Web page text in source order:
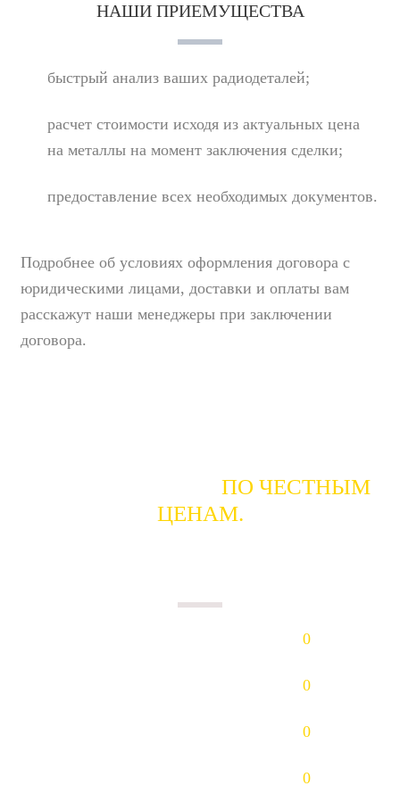
НАШИ ПРИЕМУЩЕСТВА
быстрый анализ ваших радиодеталей;
расчет стоимости исходя из актуальных цена
на металлы на момент заключения сделки;
предоставление всех необходимых документов.
Подробнее об условиях оформления договора с
юридическими лицами, доставки и оплаты вам
расскажут наши менеджеры при заключении
договора.
ПО ЧЕСТНЫМ
ЦЕНАМ.
0
0
0
0